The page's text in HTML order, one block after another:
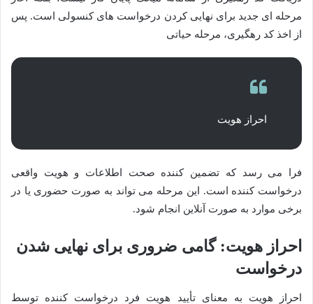
مرحله ای جدید برای نهایی کردن درخواست های کنسولی است. پس
از اخذ کد رهگیری، مرحله حیاتی
احراز هویت
فرا می رسد که تضمین کننده صحت اطلاعات و هویت واقعی
درخواست کننده است. این مرحله می تواند به صورت حضوری یا در
برخی موارد به صورت آنلاین انجام شود.
احراز هویت: گامی ضروری برای نهایی شدن
درخواست
احراز هویت به معنای تأیید هویت فرد درخواست کننده توسط